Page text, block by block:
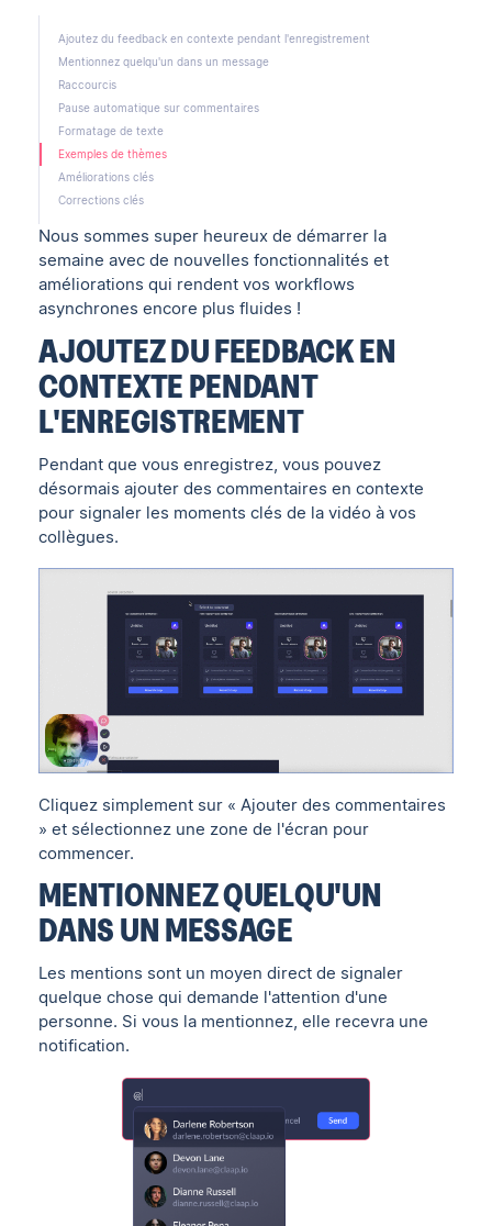
Ajoutez du feedback en contexte pendant l'enregistrement
Mentionnez quelqu'un dans un message
Raccourcis
Pause automatique sur commentaires
Formatage de texte
Exemples de thèmes
Améliorations clés
Corrections clés
Nous sommes super heureux de démarrer la
semaine avec de nouvelles fonctionnalités et
améliorations qui rendent vos workflows
asynchrones encore plus fluides !
AJOUTEZ DU FEEDBACK EN
CONTEXTE PENDANT
L'ENREGISTREMENT
Pendant que vous enregistrez, vous pouvez
désormais ajouter des commentaires en contexte
pour signaler les moments clés de la vidéo à vos
collègues.
Cliquez simplement sur « Ajouter des commentaires
» et sélectionnez une zone de l'écran pour
commencer.
MENTIONNEZ QUELQU'UN
DANS UN MESSAGE
Les mentions sont un moyen direct de signaler
quelque chose qui demande l'attention d'une
personne. Si vous la mentionnez, elle recevra une
notification.